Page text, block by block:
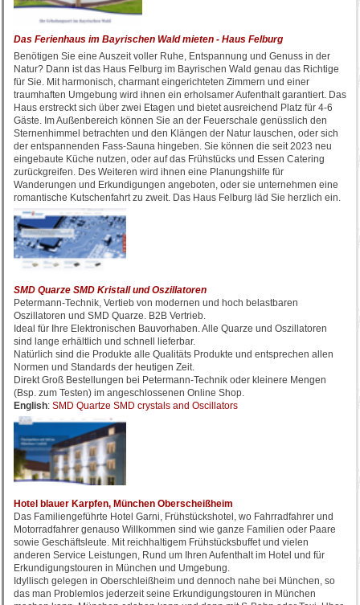
Das Ferienhaus im Bayrischen Wald mieten - Haus Felburg
Benötigen Sie eine Auszeit voller Ruhe, Entspannung und Genuss in der
Natur? Dann ist das Haus Felburg im Bayrischen Wald genau das Richtige
für Sie. Mit harmonisch, charmant eingerichteten Zimmern und einer
traumhaften Umgebung wird ihnen ein erholsamer Aufenthalt garantiert. Das
Haus erstreckt sich über zwei Etagen und bietet ausreichend Platz für 4-6
Gäste. Im Außenbereich können Sie an der Feuerschale genüsslich den
Sternenhimmel betrachten und den Klängen der Natur lauschen, oder sich
der entspannenden Fass-Sauna hingeben. Sie können die seit 2023 neu
eingebaute Küche nutzen, oder auf das Frühstücks und Essen Catering
zurückgreifen. Des Weiteren wird ihnen eine Planungshilfe für
Wanderungen und Erkundigungen angeboten, oder sie unternehmen eine
romantische Kutschenfahrt zu zweit. Das Haus Felburg läd Sie herzlich ein.
SMD Quarze SMD Kristall und Oszillatoren
Petermann-Technik, Vertieb von modernen und hoch belastbaren
Oszillatoren und SMD Quarze. B2B Vertrieb.
Ideal für Ihre Elektronischen Bauvorhaben. Alle Quarze und Oszillatoren
sind lange erhältlich und schnell lieferbar.
Natürlich sind die Produkte alle Qualitäts Produkte und entsprechen allen
Normen und Standards der heutigen Zeit.
Direkt Groß Bestellungen bei Petermann-Technik oder kleinere Mengen
(Bsp. zum Testen) im angeschlossenen Online Shop.
English: SMD Quartze SMD crystals and Oscillators
Hotel blauer Karpfen, München Oberscheißheim
Das Familiengeführte Hotel Garni, Frühstückshotel, wo Fahrradfahrer und
Motorradfahrer genauso Willkommen sind wie ganze Familien oder Paare
sowie Geschäftsleute. Mit reichhaltigem Frühstücksbuffet und vielen
anderen Service Leistungen, Rund um Ihren Aufenthalt im Hotel und für
Erkundigungstouren in München und Umgebung.
Idyllisch gelegen in Oberschleißheim und dennoch nahe bei München, so
das man Problemlos jederzeit seine Erkundigungstouren in München